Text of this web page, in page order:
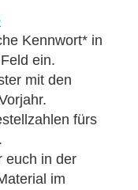
Kennwort* in
ein.
mit den
fürs
euch in der
im